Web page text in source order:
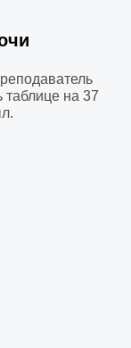
таблице на 37